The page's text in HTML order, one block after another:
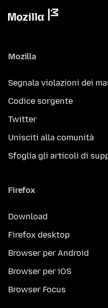
Mozilla
Segnala violazioni dei
Codice sorgente
Twitter
Unisciti alla comunità
Sfoglia gli articoli di
Firefox
Download
Firefox desktop
Browser per Android
Browser per iOS
Browser Focus